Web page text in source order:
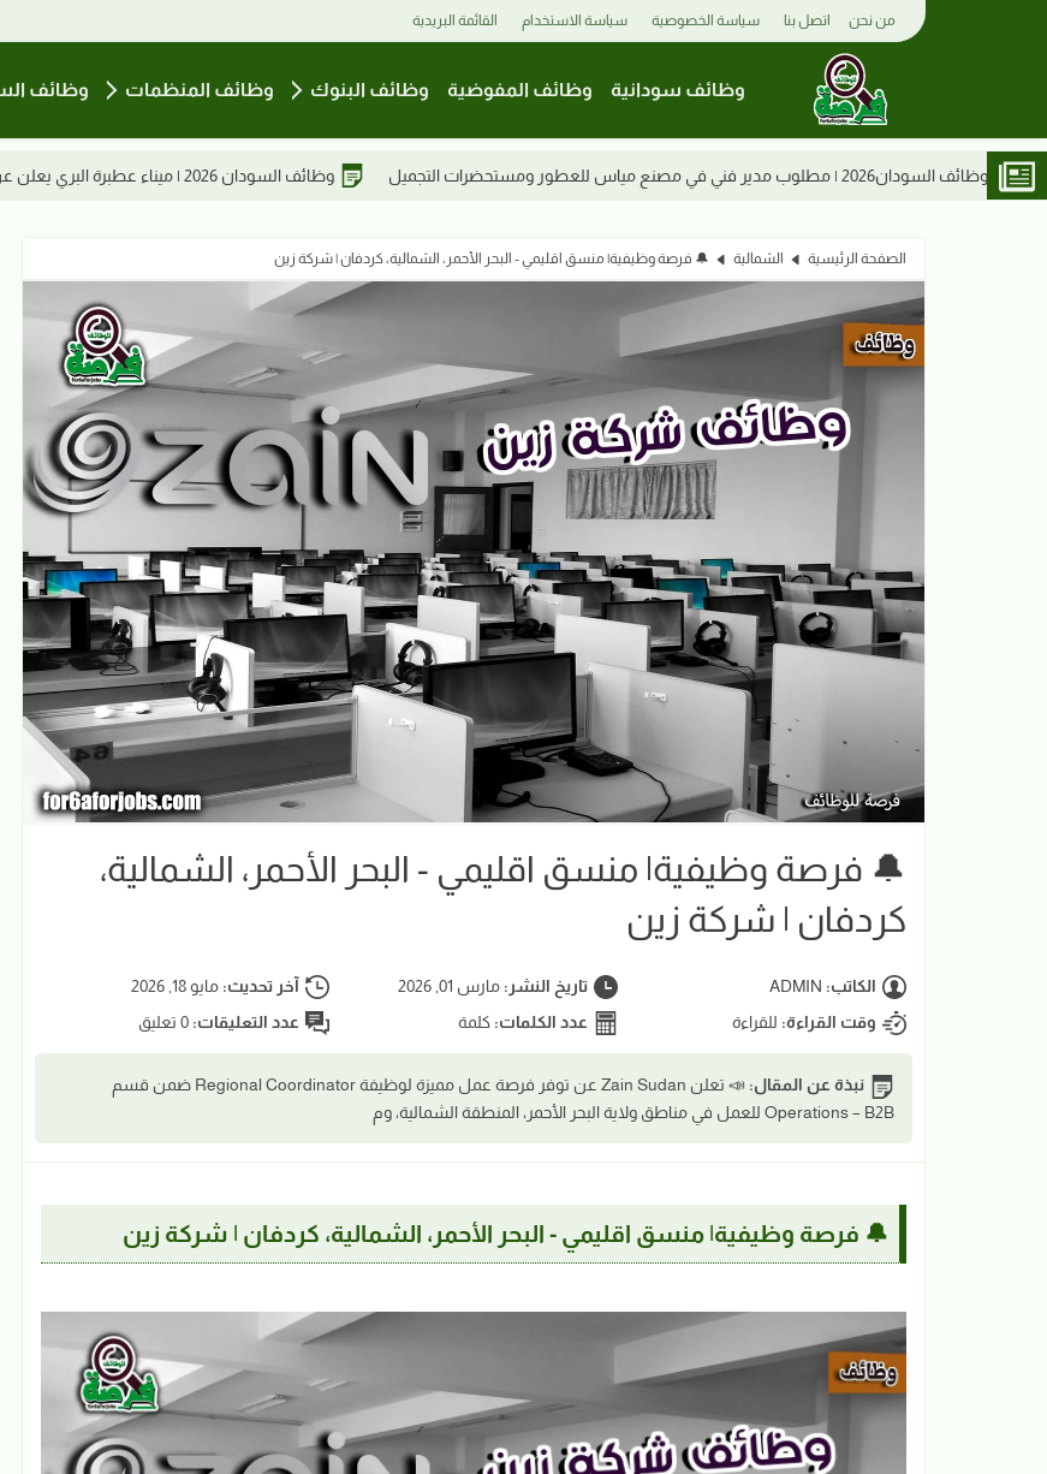
من نحن اتصل بنا سياسة الخصوصية سياسة الاستخدام القائمة البريدية
وظائف سودانية وظائف المفوضية وظائف البنوك وظائف المنظمات وظائف
وظائف السودان 2026 | ميناء عطبرة البري يعلن عن تعيين مشرفين بقسم التشغيل
الصفحة الرئيسية الشمالية 🔔 فرصة وظيفية| منسق اقليمي - البحر الأحمر، الشمالية، كردفان | شركة زين
🔔 فرصة وظيفية| منسق اقليمي - البحر الأحمر، الشمالية،
كردفان | شركة زين
الكاتب: ADMIN تاريخ النشر: مارس 01, 2026 آخر تحديث:مايو 18, 2026
وقت القراءة: للقراءة عدد الكلمات: كلمة عدد التعليقات:0 تعليق
نبذة عن المقال:
📣 تعلن Zain Sudan عن توفر فرصة عمل مميزة لوظيفة Regional Coordinator ضمن قسم
Operations – B2B للعمل في مناطق ولاية البحر الأحمر، المنطقة الشمالية، وم
🔔 فرصة وظيفية| منسق اقليمي - البحر الأحمر، الشمالية، كردفان | شركة زين